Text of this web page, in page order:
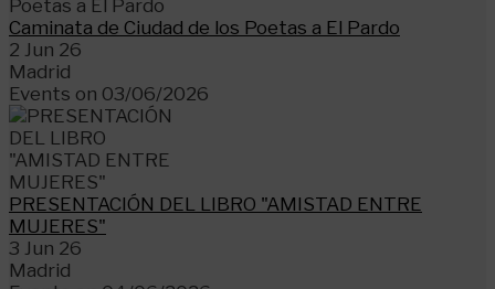
Caminata de Ciudad de los Poetas a El Pardo
2 Jun 26
Madrid
Events on 03/06/2026
PRESENTACIÓN DEL LIBRO "AMISTAD ENTRE
MUJERES"
3 Jun 26
Madrid